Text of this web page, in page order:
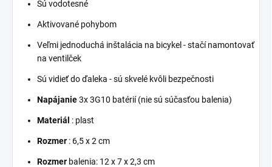
Sú vodotesné
Aktivované pohybom
Veľmi jednoduchá inštalácia na bicykel - stačí namontovať
na ventilček
Sú vidieť do ďaleka - sú skvelé kvôli bezpečnosti
Napájanie3x 3G10 batérií (nie sú súčasťou balenia)
Materiál : plast
Rozmer : 6,5 x 2 cm
Rozmer balenia: 12 x 7 x 2,3 cm